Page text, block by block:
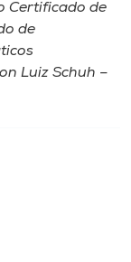
Certificado de
de
Luiz Schuh –